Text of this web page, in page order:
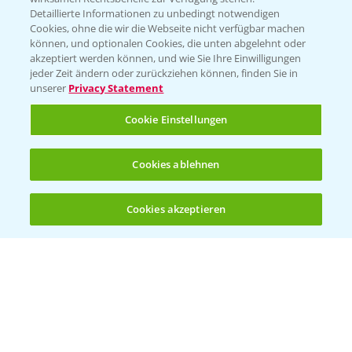
(noch 4)
Folgen Sie uns
Allgemeine Nutzungsbedingungen
Datenschutzerklärung
Impressum
Gebrauchshinweise
© Bayer CropScience Deutschland GmbH
Detaillierte Informationen zu unbedingt notwendigen
Cookies, ohne die wir die Webseite nicht verfügbar machen
können, und optionalen Cookies, die unten abgelehnt oder
akzeptiert werden können, und wie Sie Ihre Einwilligungen
jeder Zeit ändern oder zurückziehen können, finden Sie in
unserer Privacy Statement
Cookie Einstellungen
Cookies ablehnen
Cookies akzeptieren